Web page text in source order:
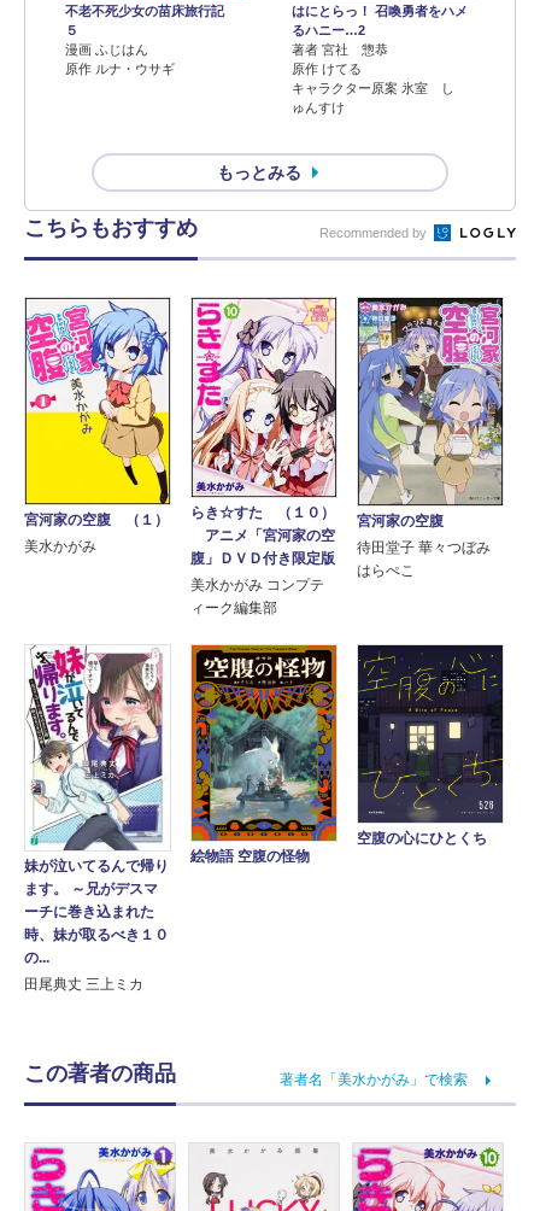
不老不死少女の苗床旅行記
５
漫画 ふじはん
原作 ルナ・ウサギ
はにとらっ！ 召喚勇者をハメ
るハニー…2
著者 宮社 惣恭
原作 けてる
キャラクター原案 氷室 し
ゅんすけ
もっとみる
こちらもおすすめ Recommended by
宮河家の空腹 （１）
美水かがみ
らき☆すた （１０）
アニメ「宮河家の空
腹」ＤＶＤ付き限定版
美水かがみ コンプテ
ィーク編集部
宮河家の空腹
待田堂子 華々つぼみ
はらぺこ
妹が泣いてるんで帰り
ます。 ～兄がデスマ
ーチに巻き込まれた
時、妹が取るべき１０
の...
田尾典丈 三上ミカ
絵物語 空腹の怪物
空腹の心にひとくち
この著者の商品 著者名「美水かがみ」で検索